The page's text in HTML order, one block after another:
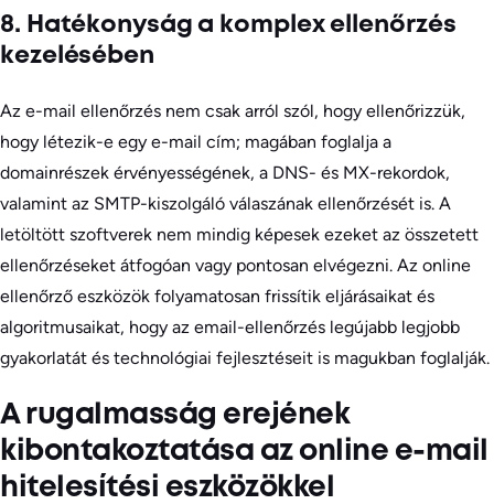
8. Hatékonyság a komplex ellenőrzés
kezelésében
Az e-mail ellenőrzés nem csak arról szól, hogy ellenőrizzük,
hogy létezik-e egy e-mail cím; magában foglalja a
domainrészek érvényességének, a DNS- és MX-rekordok,
valamint az SMTP-kiszolgáló válaszának ellenőrzését is. A
letöltött szoftverek nem mindig képesek ezeket az összetett
ellenőrzéseket átfogóan vagy pontosan elvégezni. Az online
ellenőrző eszközök folyamatosan frissítik eljárásaikat és
algoritmusaikat, hogy az email-ellenőrzés legújabb legjobb
gyakorlatát és technológiai fejlesztéseit is magukban foglalják.
A rugalmasság erejének
kibontakoztatása az online e-mail
hitelesítési eszközökkel